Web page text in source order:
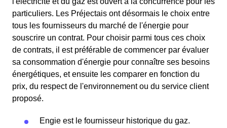
particuliers. Les Préjectais ont désormais le choix entre
tous les fournisseurs du marché de l'énergie pour
souscrire un contrat. Pour choisir parmi tous ces choix
de contrats, il est préférable de commencer par évaluer
sa consommation d'énergie pour connaître ses besoins
énergétiques, et ensuite les comparer en fonction du
prix, du respect de l'environnement ou du service client
proposé.
Engie est le fournisseur historique du gaz.